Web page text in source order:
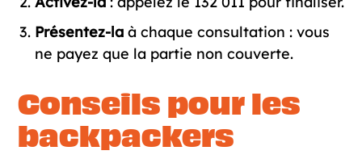
Présentez-laà chaque consultation : vous
ne payez que la partie non couverte.
Conseils pour les
backpackers